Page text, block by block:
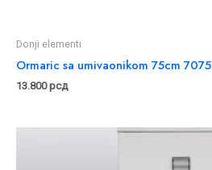
Donji elementi
Ormaric sa umivaonikom 75cm 7075
13.800рсд